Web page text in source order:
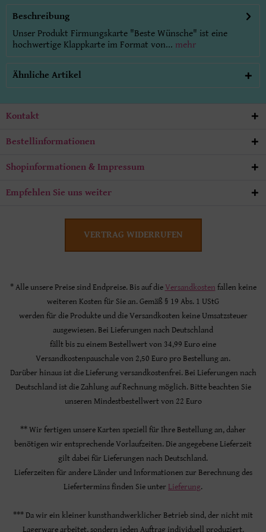
Beschreibung
Unser Produkt Firmungskarte "Beste Wünsche" ist eine
hochwertige Klappkarte im Format von... mehr
Ähnliche Artikel
Kontakt
Bestellinformationen
Shopinformationen & Impressum
Empfehlen Sie uns weiter
VERTRAG WIDERRUFEN
* Alle unsere Preise sind Endpreise. Bis auf die Versandkosten fallen keine
weiteren Kosten für Sie an. Gemäß § 19 Abs. 1 UStG
werden für die Produkte und die Versandkosten keine Umsatzsteuer
ausgewiesen. Bei Lieferungen nach Deutschland
fällt bis zu einem Bestellwert von 34,99 Euro eine
Versandkostenpauschale von 2,50 Euro pro Bestellung an.
Darüber hinaus ist die Lieferung versandkostenfrei. Bei Lieferungen nach
Deutschland ist die Zahlung auf Rechnung möglich. Bitte beachten Sie
unseren Mindestbestellwert von 22 Euro
** Wir fertigen unsere Karten speziell für Ihre Bestellung an, daher
benötigen wir entsprechende Vorlaufzeiten. Die angegebene Lieferzeit
gilt dabei für Lieferungen nach Deutschland.
Lieferzeiten für andere Länder und Informationen zur Berechnung des
Liefertermins finden Sie unter Lieferung.
*** Da wir ein kleiner kunsthandwerklicher Betrieb sind, der nicht mit
Lagerware arbeitet, sondern jeden Auftrag individuell produziert,